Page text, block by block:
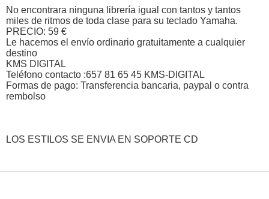
No encontrara ninguna librería igual con tantos y tantos
miles de ritmos de toda clase para su teclado Yamaha.
PRECIO: 59 €
Le hacemos el envío ordinario gratuitamente a cualquier
destino
KMS DIGITAL
Teléfono contacto :657 81 65 45 KMS-DIGITAL
Formas de pago: Transferencia bancaria, paypal o contra
rembolso
LOS ESTILOS SE ENVIA EN SOPORTE CD